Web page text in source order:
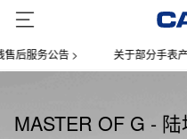
务公告 > 关于部分手表产品实
MASTER OF G - 陆